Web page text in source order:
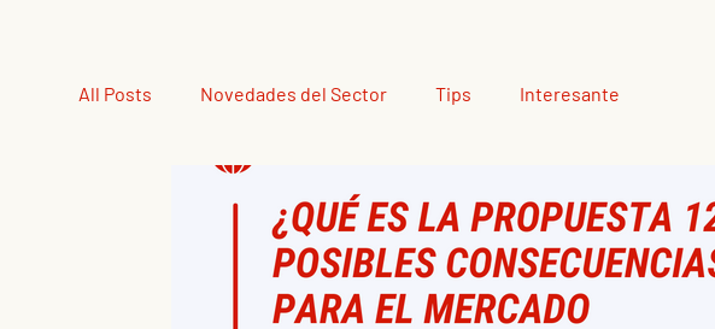
All Posts Novedades del Sector Tips Interesante